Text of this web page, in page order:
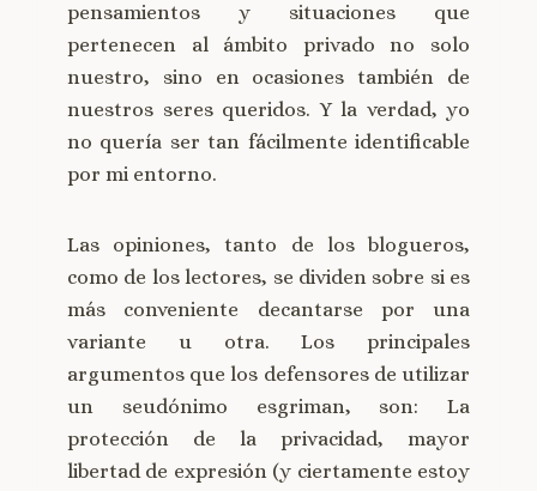
pensamientos y situaciones que
pertenecen al ámbito privado no solo
nuestro, sino en ocasiones también de
nuestros seres queridos. Y la verdad, yo
no quería ser tan fácilmente identificable
por mi entorno.
Las opiniones, tanto de los blogueros,
como de los lectores, se dividen sobre si es
más conveniente decantarse por una
variante u otra. Los principales
argumentos que los defensores de utilizar
un seudónimo esgriman, son: La
protección de la privacidad, mayor
libertad de expresión (y ciertamente estoy